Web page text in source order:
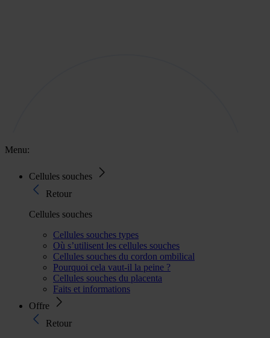
Menu:
Cellules souches
Retour
Cellules souches
Cellules souches types
Où s’utilisent les cellules souches
Cellules souches du cordon ombilical
Pourquoi cela vaut-il la peine ?
Cellules souches du placenta
Faits et informations
Offre
Retour